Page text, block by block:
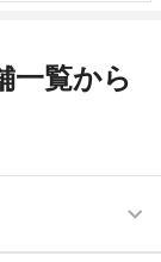
一覧から